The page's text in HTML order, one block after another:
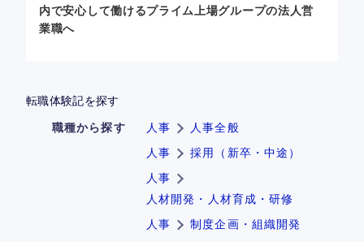
内で安心して働けるプライム上場グループの法人営
業職へ
転職体験記を探す
職種から探す 人事
人事全般
人事
採用（新卒・中途）
人事
人材開発・人材育成・研修
人事
制度企画・組織開発